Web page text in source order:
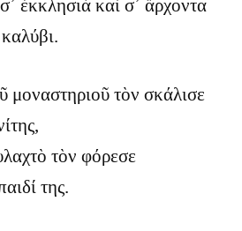
ἐκκλησιὰ καὶ σ᾿ ἄρχοντα
μοναστηριοῦ τὸν σκάλισε
τὸν φόρεσε
της.